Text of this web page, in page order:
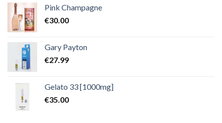
Pink Champagne
€30.00
Gary Payton
€27.99
Gelato 33 [1000mg]
€35.00